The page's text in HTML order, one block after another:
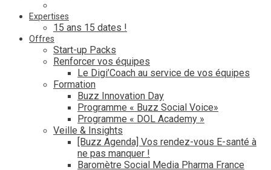
Expertises
15 ans 15 dates !
Offres
Start-up Packs
Renforcer vos équipes
Le Digi’Coach au service de vos équipes
Formation
Buzz Innovation Day
Programme « Buzz Social Voice»
Programme « DOL Academy »
Veille & Insights
[Buzz Agenda] Vos rendez-vous E-santé à
ne pas manquer !
Baromètre Social Media Pharma France